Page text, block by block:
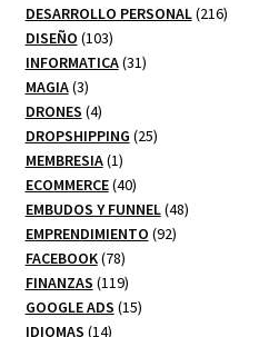
productos
DESARROLLO PERSONAL 216216
DISEÑO 103103
productos
INFORMATICA 3131
MAGIA 33
productos
DRONES 44
productos
DROPSHIPPING 2525
MEMBRESIA 11
producto
ECOMMERCE 4040
productos
EMBUDOS Y FUNNEL 4848
EMPRENDIMIENTO 9292
FACEBOOK 7878
productos
FINANZAS 119119
productos
GOOGLE ADS 1515
IDIOMAS 1414